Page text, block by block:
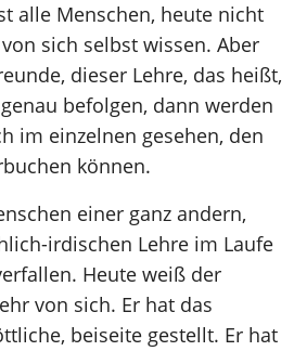
alle Menschen, heute nicht
sich selbst wissen. Aber
dieser Lehre, das heißt,
befolgen, dann werden
im einzelnen gesehen, den
können.
einer ganz andern,
irdischen Lehre im Laufe
Heute weiß der
von sich. Er hat das
beiseite gestellt. Er hat